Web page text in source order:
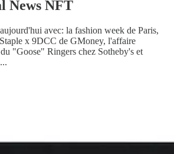
News NFT
avec: la fashion week de Paris,
x 9DCC de GMoney, l'affaire
"Goose" Ringers chez Sotheby's et